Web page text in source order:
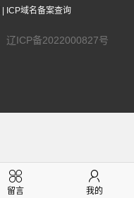
ICP域名备案查询
辽ICP备2022000827号
留言 我的